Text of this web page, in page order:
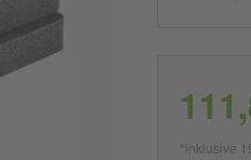
*inklusive